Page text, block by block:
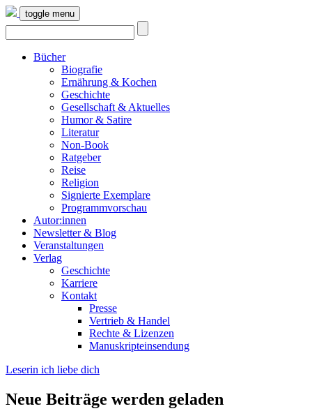
toggle menu
Bücher
Biografie
Ernährung & Kochen
Geschichte
Gesellschaft & Aktuelles
Humor & Satire
Literatur
Non-Book
Ratgeber
Reise
Religion
Signierte Exemplare
Programmvorschau
Autor:innen
Newsletter & Blog
Veranstaltungen
Verlag
Geschichte
Karriere
Kontakt
Presse
Vertrieb & Handel
Rechte & Lizenzen
Manuskripteinsendung
Leserin ich liebe dich
Neue Beiträge werden geladen